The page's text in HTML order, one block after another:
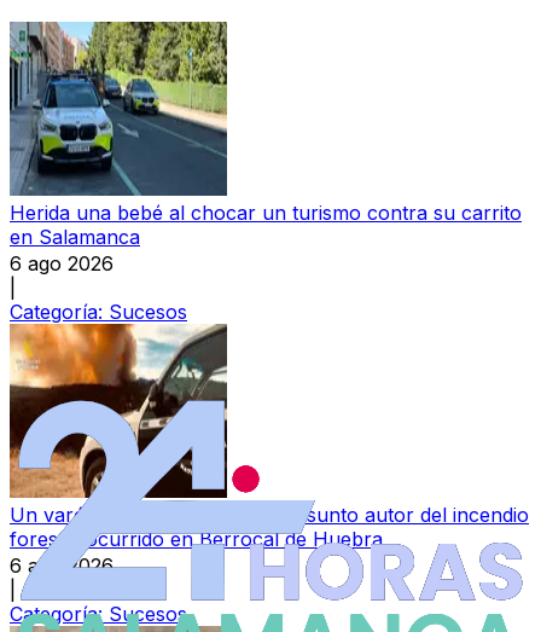
Herida una bebé al chocar un turismo contra su carrito
en Salamanca
6 ago 2026
Categoría: Sucesos
Un varón, investigado como presunto autor del incendio
forestal ocurrido en Berrocal de Huebra
6 ago 2026
Categoría: Sucesos